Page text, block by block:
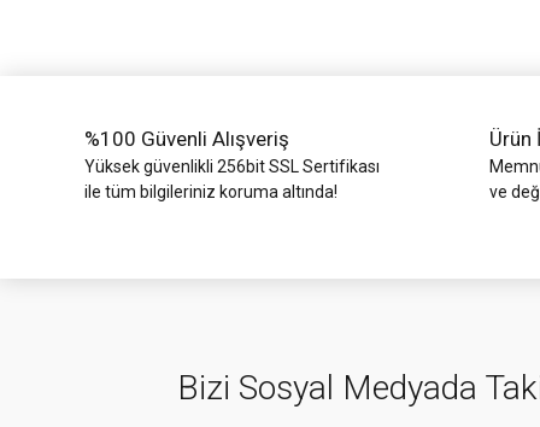
%100 Güvenli Alışveriş
Yüksek güvenlikli 256bit SSL Sertifikası
ile tüm bilgileriniz koruma altında!
Ürün
ve
Bizi Sosyal Medyada